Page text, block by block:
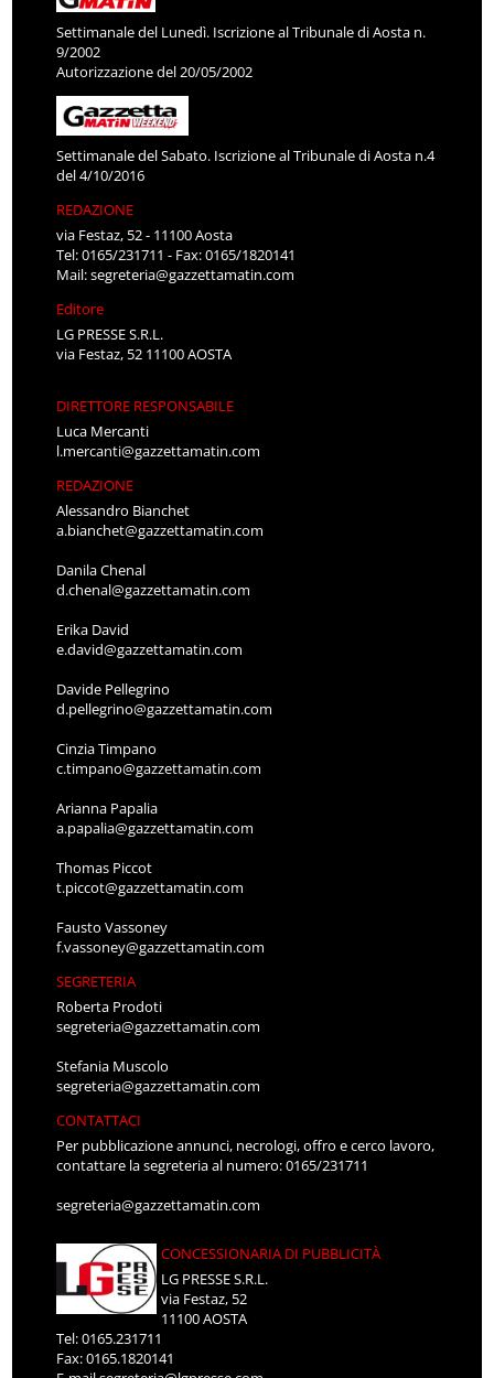
Settimanale del Lunedì. Iscrizione al Tribunale di Aosta n.
9/2002
Autorizzazione del 20/05/2002
Settimanale del Sabato. Iscrizione al Tribunale di Aosta n.4
del 4/10/2016
REDAZIONE
via Festaz, 52 - 11100 Aosta
Tel: 0165/231711 - Fax: 0165/1820141
Mail:segreteria@gazzettamatin.com
Editore
LG PRESSE S.R.L.
via Festaz, 52 11100 AOSTA
DIRETTORE RESPONSABILE
Luca Mercanti
l.mercanti@gazzettamatin.com
REDAZIONE
Alessandro Bianchet
a.bianchet@gazzettamatin.com
Danila Chenal
d.chenal@gazzettamatin.com
Erika David
e.david@gazzettamatin.com
Davide Pellegrino
d.pellegrino@gazzettamatin.com
Cinzia Timpano
c.timpano@gazzettamatin.com
Arianna Papalia
a.papalia@gazzettamatin.com
Thomas Piccot
t.piccot@gazzettamatin.com
Fausto Vassoney
f.vassoney@gazzettamatin.com
SEGRETERIA
Roberta Prodoti
segreteria@gazzettamatin.com
Stefania Muscolo
segreteria@gazzettamatin.com
CONTATTACI
Per pubblicazione annunci, necrologi, offro e cerco lavoro,
contattare la segreteria al numero: 0165/231711
segreteria@gazzettamatin.com
CONCESSIONARIA DI PUBBLICITÀ
LG PRESSE S.R.L.
via Festaz, 52
11100 AOSTA
Tel: 0165.231711
Fax: 0165.1820141